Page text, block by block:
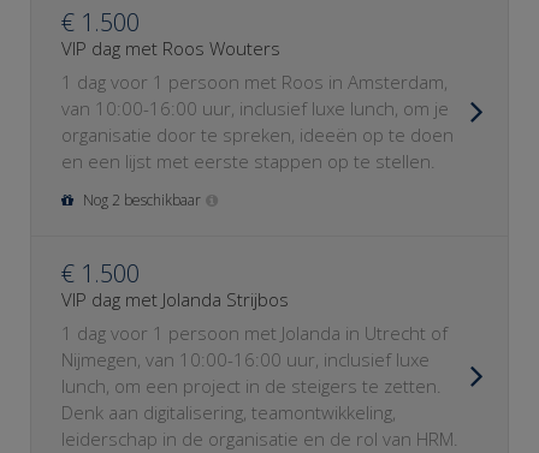
€ 1.500
VIP dag met Roos Wouters
1 dag voor 1 persoon met Roos in Amsterdam,
van 10:00-16:00 uur, inclusief luxe lunch, om je
organisatie door te spreken, ideeën op te doen
en een lijst met eerste stappen op te stellen.
Nog 2 beschikbaar
€ 1.500
VIP dag met Jolanda Strijbos
1 dag voor 1 persoon met Jolanda in Utrecht of
Nijmegen, van 10:00-16:00 uur, inclusief luxe
lunch, om een project in de steigers te zetten.
Denk aan digitalisering, teamontwikkeling,
leiderschap in de organisatie en de rol van HRM.